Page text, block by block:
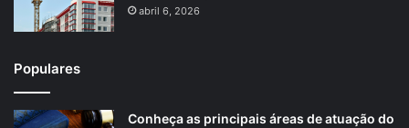
abril 6, 2026
Populares
Conheça as principais áreas de atuação do